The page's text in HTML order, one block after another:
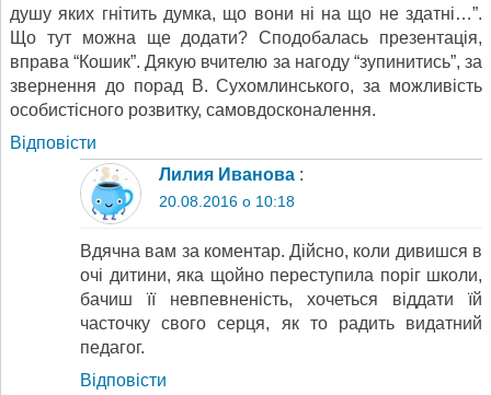
душу яких гнітить думка, що вони ні на що не здатні…”.
Що тут можна ще додати? Сподобалась презентація,
вправа “Кошик”. Дякую вчителю за нагоду “зупинитись”, за
звернення до порад В. Сухомлинського, за можливість
особистісного розвитку, самовдосконалення.
Відповіcти
Лилия Иванова :
20.08.2016 о 10:18
Вдячна вам за коментар. Дійсно, коли дивишся в
очі дитини, яка щойно переступила поріг школи,
бачиш її невпевненість, хочеться віддати їй
часточку свого серця, як то радить видатний
педагог.
Відповіcти